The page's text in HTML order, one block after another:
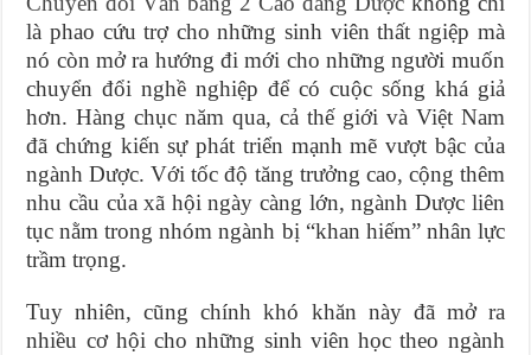
là phao cứu trợ cho những sinh viên thất ngiệp mà
nó còn mở ra hướng đi mới cho những người muốn
chuyển đổi nghề nghiệp để có cuộc sống khá giả
hơn. Hàng chục năm qua, cả thế giới và Việt Nam
đã chứng kiến sự phát triển mạnh mẽ vượt bậc của
ngành Dược. Với tốc độ tăng trưởng cao, cộng thêm
nhu cầu của xã hội ngày càng lớn, ngành Dược liên
tục nằm trong nhóm ngành bị “khan hiếm” nhân lực
trầm trọng.
Tuy nhiên, cũng chính khó khăn này đã mở ra
nhiều cơ hội cho những sinh viên học theo ngành